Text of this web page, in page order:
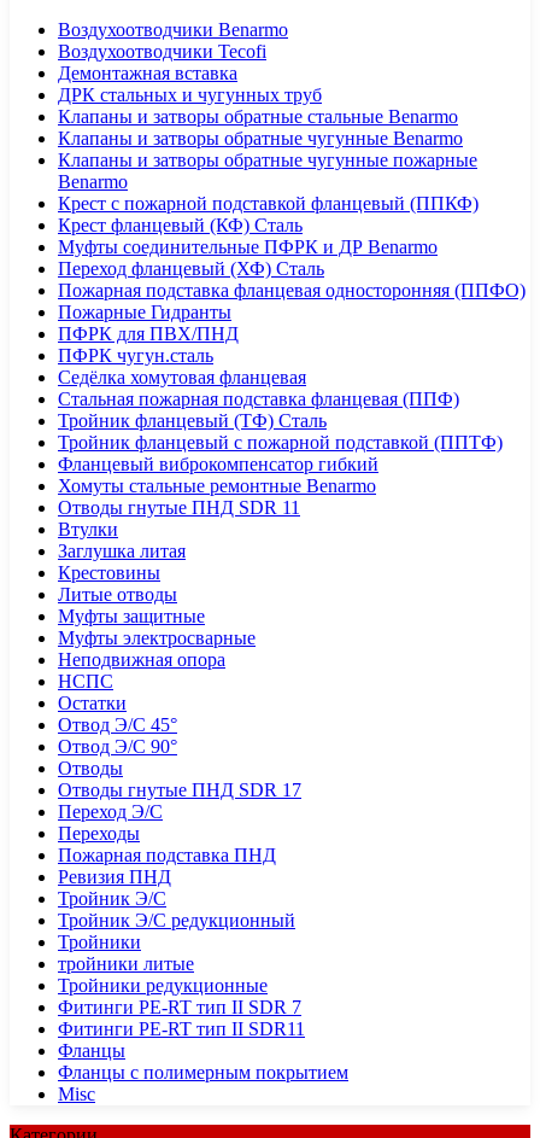
Воздухоотводчики Benarmo
Воздухоотводчики Tecofi
Демонтажная вставка
ДРК стальных и чугунных труб
Клапаны и затворы обратные стальные Benarmo
Клапаны и затворы обратные чугунные Benarmo
Клапаны и затворы обратные чугунные пожарные
Benarmo
Крест с пожарной подставкой фланцевый (ППКФ)
Крест фланцевый (КФ) Сталь
Муфты соединительные ПФРК и ДР Benarmo
Переход фланцевый (ХФ) Сталь
Пожарная подставка фланцевая односторонняя (ППФО)
Пожарные Гидранты
ПФРК для ПВХ/ПНД
ПФРК чугун.сталь
Седёлка хомутовая фланцевая
Стальная пожарная подставка фланцевая (ППФ)
Тройник фланцевый (ТФ) Сталь
Тройник фланцевый с пожарной подставкой (ППТФ)
Фланцевый виброкомпенсатор гибкий
Хомуты стальные ремонтные Benarmo
Отводы гнутые ПНД SDR 11
Втулки
Заглушка литая
Крестовины
Литые отводы
Муфты защитные
Муфты электросварные
Неподвижная опора
НСПС
Остатки
Отвод Э/С 45°
Отвод Э/С 90°
Отводы
Отводы гнутые ПНД SDR 17
Переход Э/С
Переходы
Пожарная подставка ПНД
Ревизия ПНД
Тройник Э/С
Тройник Э/С редукционный
Тройники
тройники литые
Тройники редукционные
Фитинги PE-RT тип II SDR 7
Фитинги PE-RT тип II SDR11
Фланцы
Фланцы с полимерным покрытием
Misc